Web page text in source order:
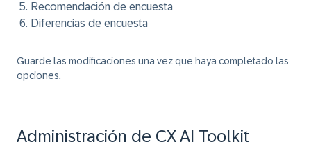
Recomendación de encuesta
Diferencias de encuesta
Guarde las modificaciones una vez que haya completado las
opciones.
Administración de CX AI Toolkit